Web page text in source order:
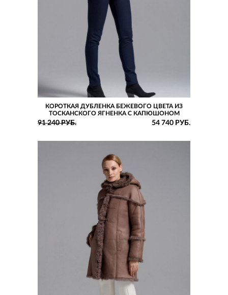
КОРОТКАЯ ДУБЛЕНКА БЕЖЕВОГО ЦВЕТА ИЗ
ТОСКАНСКОГО ЯГНЕНКА С КАПЮШОНОМ
91 240 РУБ. 54 740 РУБ.